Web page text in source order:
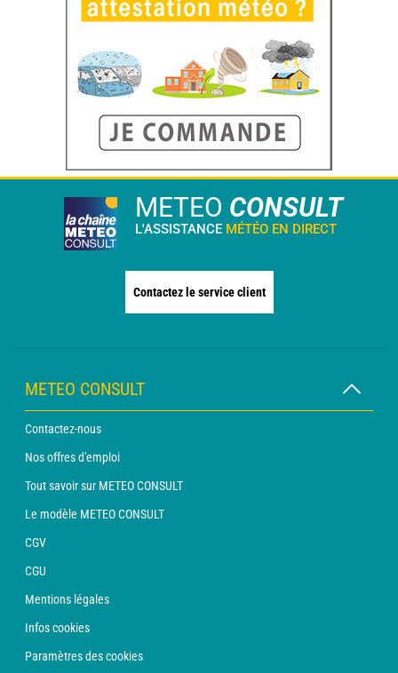
METEO CONSULT
L'ASSISTANCE MÉTÉO EN DIRECT
Contactez le service client
METEO CONSULT
Contactez-nous
Nos offres d'emploi
Tout savoir sur METEO CONSULT
Le modèle METEO CONSULT
CGV
CGU
Mentions légales
Infos cookies
Paramètres des cookies